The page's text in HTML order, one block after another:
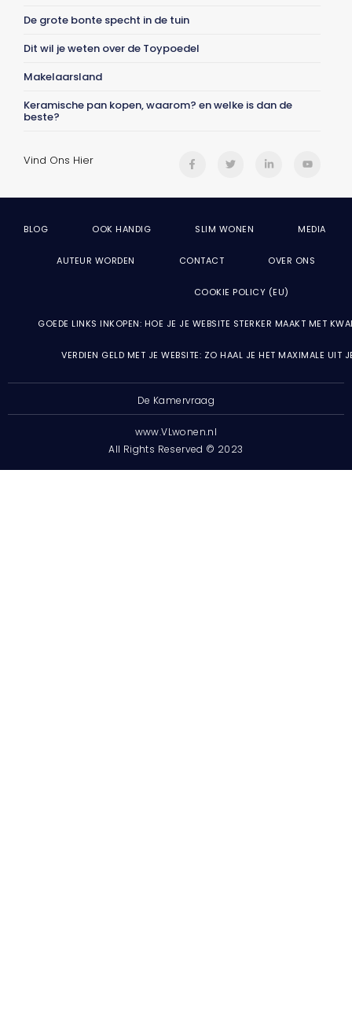
De grote bonte specht in de tuin
Dit wil je weten over de Toypoedel
Makelaarsland
Keramische pan kopen, waarom? en welke is dan de
beste?
Vind Ons Hier
BLOG OOK HANDIG SLIM WONEN MEDIA
AUTEUR WORDEN CONTACT OVER ONS
COOKIE POLICY (EU)
GOEDE LINKS INKOPEN: HOE JE JE WEBSITE STERKER MAAKT MET
VERDIEN GELD MET JE WEBSITE: ZO HAAL JE HET MAXIMALE UIT
De Kamervraag
www.VLwonen.nl
All Rights Reserved © 2023